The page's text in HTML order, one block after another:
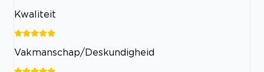
Kwaliteit
Vakmanschap/Deskundigheid